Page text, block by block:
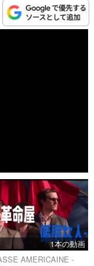
1本の動画
AMERICAINE -